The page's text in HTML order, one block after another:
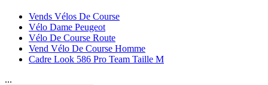
Vends Vélos De Course
Vélo Dame Peugeot
Vélo De Course Route
Vend Vélo De Course Homme
Cadre Look 586 Pro Team Taille M
...